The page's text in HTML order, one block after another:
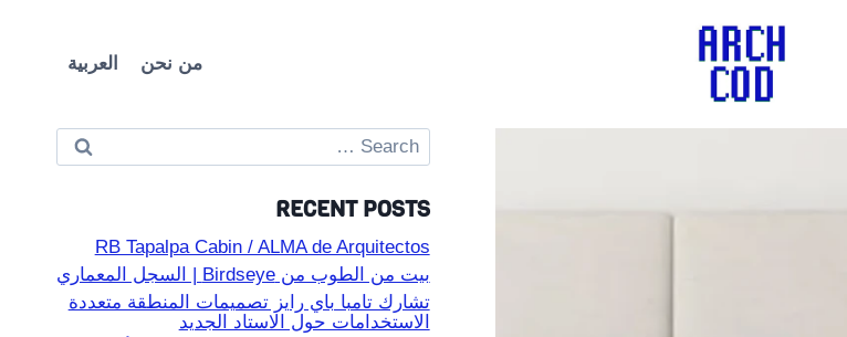
من نحن العربية
Search
for:
RECENT POSTS
RB Tapalpa Cabin / ALMA de Arquitectos
بيت من الطوب من Birdseye | السجل المعماري
تشارك تامبا باي رايز تصميمات المنطقة متعددة
الاستخدامات حول الاستاد الجديد